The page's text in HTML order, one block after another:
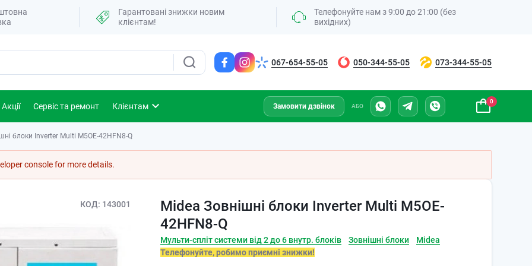
Гарантовані знижки новим
клієнтам!
Телефонуйте нам з 9:00 до 21:00 (без
вихідних)
067-654-55-05 050-344-55-05 073-344-55-05
Акції Сервіс та ремонт Клієнтам Замовити дзвінок АБО
0
блоки Inverter Multi M5OE-42HFN8-Q
console for more details.
КОД 143001
Midea Зовнішні блоки Inverter Multi M5OE-
42HFN8-Q
Мульти-спліт системи від 2 до 6 внутр. блоків Зовнішні блоки
Midea
Телефонуйте, робимо приємні знижки!